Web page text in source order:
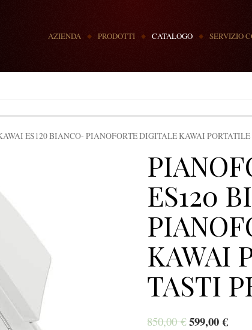
AZIENDA PRODOTTI CATALOGO SERVIZIO
ES120 BIANCO- PIANOFORTE DIGITALE KAWAI
ES120
KAWAI
TASTI
850,00€ 599,00€